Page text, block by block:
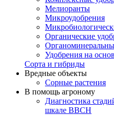
Мелиоранты
Микроудобрения
Органические
Удобрения на
Сорта и гибриды
Вредные объекты
Сорные растения
В помощь агроному
Диагностика
шкале ВВСН